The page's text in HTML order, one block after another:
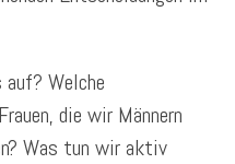
Welche
die wir Männern
Was tun wir aktiv